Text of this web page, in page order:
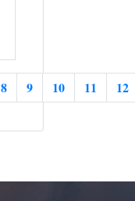
8 9 10 11 12